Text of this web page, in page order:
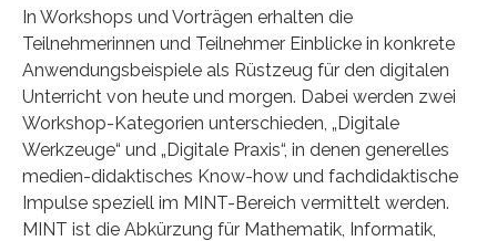
In Workshops und Vorträgen erhalten die
Teilnehmerinnen und Teilnehmer Einblicke in konkrete
Anwendungsbeispiele als Rüstzeug für den digitalen
Unterricht von heute und morgen. Dabei werden zwei
Workshop-Kategorien unterschieden, „Digitale
Werkzeuge“ und „Digitale Praxis“, in denen generelles
medien-didaktisches Know-how und fachdidaktische
Impulse speziell im MINT-Bereich vermittelt werden.
MINT ist die Abkürzung für Mathematik, Informatik,